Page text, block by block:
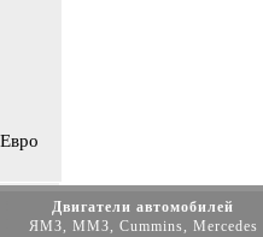
Двигатели автомобилей
ЯМЗ, ММЗ, Cummins, Mercedes